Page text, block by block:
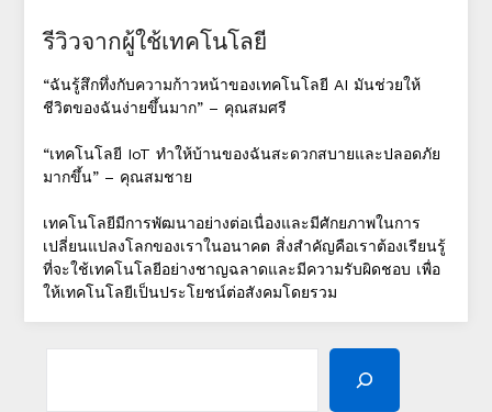
รีวิวจากผู้ใช้เทคโนโลยี
“ฉันรู้สึกทึ่งกับความก้าวหน้าของเทคโนโลยี AI มันช่วยให้
ชีวิตของฉันง่ายขึ้นมาก” – คุณสมศรี
“เทคโนโลยี IoT ทำให้บ้านของฉันสะดวกสบายและปลอดภัย
มากขึ้น” – คุณสมชาย
เทคโนโลยีมีการพัฒนาอย่างต่อเนื่องและมีศักยภาพในการ
เปลี่ยนแปลงโลกของเราในอนาคต สิ่งสำคัญคือเราต้องเรียนรู้
ที่จะใช้เทคโนโลยีอย่างชาญฉลาดและมีความรับผิดชอบ เพื่อ
ให้เทคโนโลยีเป็นประโยชน์ต่อสังคมโดยรวม